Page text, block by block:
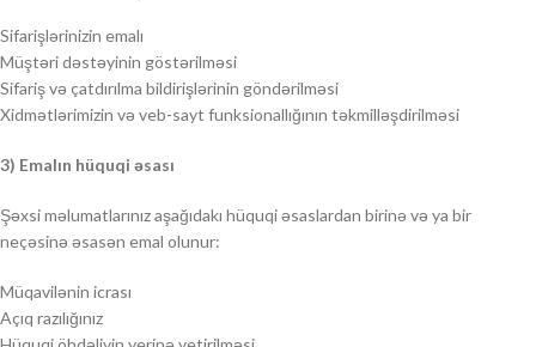
Sifarişlərinizin emalı
Müştəri dəstəyinin göstərilməsi
Sifariş və çatdırılma bildirişlərinin göndərilməsi
Xidmətlərimizin və veb-sayt funksionallığının təkmilləşdirilməsi
3) Emalın hüquqi əsası
Şəxsi məlumatlarınız aşağıdakı hüquqi əsaslardan birinə və ya bir
neçəsinə əsasən emal olunur:
Müqavilənin icrası
Açıq razılığınız